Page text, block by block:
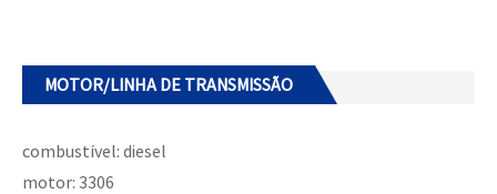
MOTOR/LINHA DE TRANSMISSÃO
combustível: diesel
motor: 3306